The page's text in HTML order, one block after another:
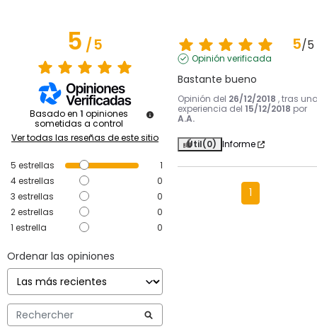
5/5
Basado en 1 opiniones
sometidas a control
Ver todas las reseñas de este sitio
5 estrellas
1
4estrellas
0
3 estrellas
0
2estrellas
0
1 estrella 0
Ordenar las opiniones
5/5
Opinión verificada
Bastante bueno
Opinión del 26/12/2018 , tras
experiencia del 15/12/2018 por
A.A.
Útil(0) Informe
1